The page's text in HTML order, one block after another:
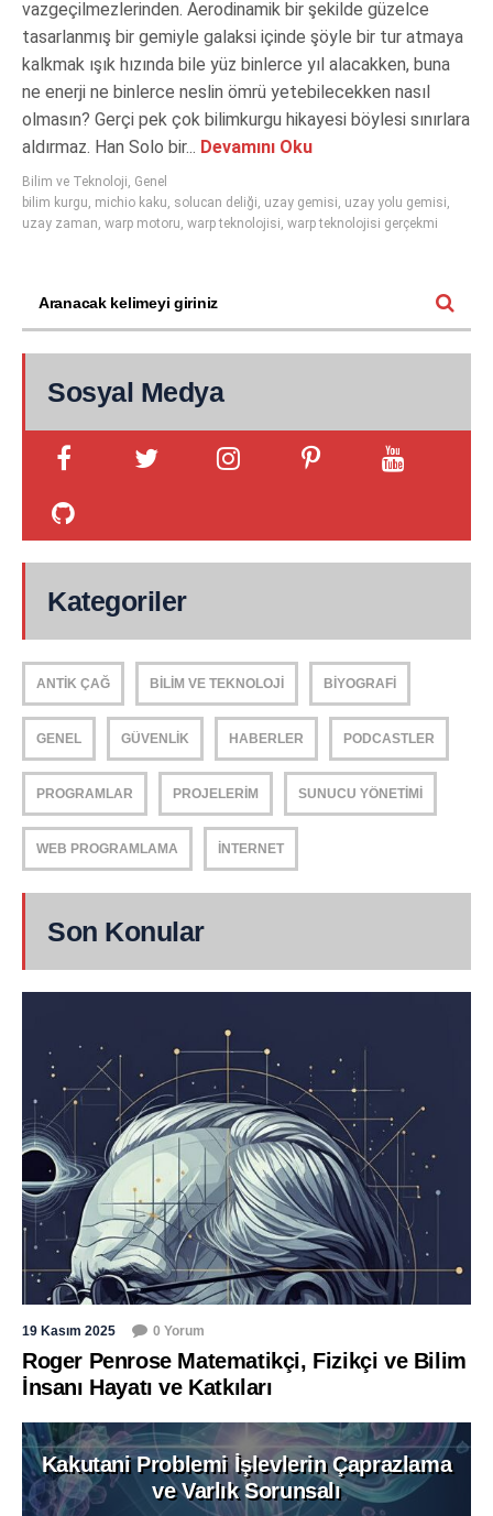
vazgeçilmezlerinden. Aerodinamik bir şekilde güzelce
tasarlanmış bir gemiyle galaksi içinde şöyle bir tur atmaya
kalkmak ışık hızında bile yüz binlerce yıl alacakken, buna
ne enerji ne binlerce neslin ömrü yetebilecekken nasıl
olmasın? Gerçi pek çok bilimkurgu hikayesi böylesi sınırlara
aldırmaz. Han Solo bir... Devamını Oku
Bilim ve Teknoloji, Genel
bilim kurgu, michio kaku, solucan deliği, uzay gemisi, uzay yolu gemisi,
uzay zaman, warp motoru, warp teknolojisi, warp teknolojisi gerçekmi
Sosyal Medya
Kategoriler
ANTIK ÇAĞ BILIM VE TEKNOLOJI BIYOGRAFI
GENEL GÜVENLIK HABERLER PODCASTLER
PROGRAMLAR PROJELERIM SUNUCU YÖNETIMI
WEB PROGRAMLAMA İNTERNET
Son Konular
19 Kasım 2025 0 Yorum
Roger Penrose Matematikçi, Fizikçi ve Bilim
İnsanı Hayatı ve Katkıları
Kakutani Problemi İşlevlerin Çaprazlama
ve Varlık Sorunsalı